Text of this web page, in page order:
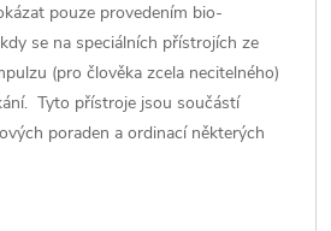
pouze provedením bio-
se na speciálních přístrojích ze
(pro člověka zcela necitelného)
Tyto přístroje jsou součástí
poraden a ordinací některých